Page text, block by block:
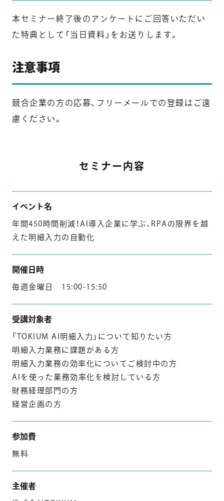
本セミナー終了後のアンケートにご回答いただい
た特典として「当日資料」をお送りします。
注意事項
競合企業の方の応募、フリーメールでの登録はご遠
慮ください。
セミナー内容
イベント名
年間450時間削減！AI導入企業に学ぶ、RPAの限界を越
えた明細入力の自動化
開催日時
毎週金曜日 15:00-15:50
受講対象者
「TOKIUM AI明細入力」について知りたい方
明細入力業務に課題がある方
明細入力業務の効率化についてご検討中の方
AIを使った業務効率化を検討している方
財務経理部門の方
経営企画の方
参加費
無料
主催者